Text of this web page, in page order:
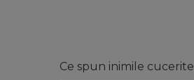
Ce spun inimile cucerite